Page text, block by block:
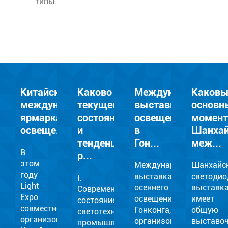
Китайская
международная
ярмарка
освеще...
В
этом
году
Light
Expo
совместно
организовали
Каково
текущее
состояние
и
тенденции
р...
I.
Современное
состояние
светотехнической
промышленности
Международная
выставка
освещения
в
Гон...
Международная
выставка
осеннего
освещения
Гонконга,
организованная
меж...
имеет
общую